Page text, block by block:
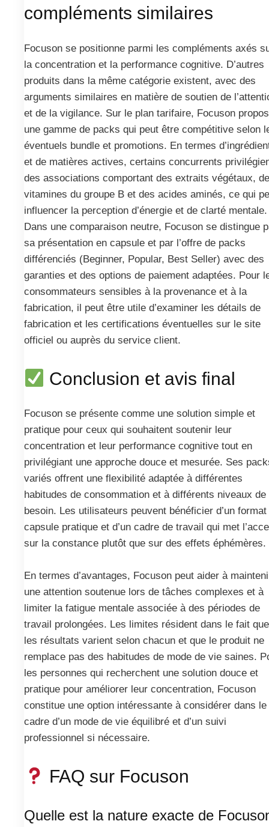
compléments similaires
Focuson se positionne parmi les compléments axés
la concentration et la performance cognitive. D’autres
produits dans la même catégorie existent, avec des
arguments similaires en matière de soutien de
et de la vigilance. Sur le plan tarifaire, Focuson
une gamme de packs qui peut être compétitive selon
éventuels bundle et promotions. En termes
et de matières actives, certains concurrents
des associations comportant des extraits végétaux,
vitamines du groupe B et des acides aminés, ce qui
influencer la perception d’énergie et de clarté mentale.
Dans une comparaison neutre, Focuson se distingue
sa présentation en capsule et par l’offre de packs
différenciés (Beginner, Popular, Best Seller) avec des
garanties et des options de paiement adaptées. Pour
consommateurs sensibles à la provenance et à la
fabrication, il peut être utile d’examiner les détails de
fabrication et les certifications éventuelles sur le site
officiel ou auprès du service client.
Conclusion et avis final
Focuson se présente comme une solution simple et
pratique pour ceux qui souhaitent soutenir leur
concentration et leur performance cognitive tout en
privilégiant une approche douce et mesurée. Ses
variés offrent une flexibilité adaptée à différentes
habitudes de consommation et à différents niveaux de
besoin. Les utilisateurs peuvent bénéficier d’un format
capsule pratique et d’un cadre de travail qui met
sur la constance plutôt que sur des effets éphémères.
En termes d’avantages, Focuson peut aider à
une attention soutenue lors de tâches complexes et à
limiter la fatigue mentale associée à des périodes de
travail prolongées. Les limites résident dans le fait que
les résultats varient selon chacun et que le produit ne
remplace pas des habitudes de mode de vie saines.
les personnes qui recherchent une solution douce et
pratique pour améliorer leur concentration, Focuson
constitue une option intéressante à considérer dans le
cadre d’un mode de vie équilibré et d’un suivi
professionnel si nécessaire.
FAQ sur Focuson
Quelle est la nature exacte de